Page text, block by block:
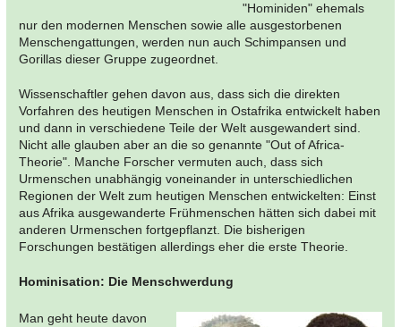
"Hominiden" ehemals
nur den modernen Menschen sowie alle ausgestorbenen
Menschengattungen, werden nun auch Schimpansen und
Gorillas dieser Gruppe zugeordnet.
Wissenschaftler gehen davon aus, dass sich die direkten
Vorfahren des heutigen Menschen in Ostafrika entwickelt haben
und dann in verschiedene Teile der Welt ausgewandert sind.
Nicht alle glauben aber an die so genannte "Out of Africa-
Theorie". Manche Forscher vermuten auch, dass sich
Urmenschen unabhängig voneinander in unterschiedlichen
Regionen der Welt zum heutigen Menschen entwickelten: Einst
aus Afrika ausgewanderte Frühmenschen hätten sich dabei mit
anderen Urmenschen fortgepflanzt. Die bisherigen
Forschungen bestätigen allerdings eher die erste Theorie.
Hominisation: Die Menschwerdung
Man geht heute davon